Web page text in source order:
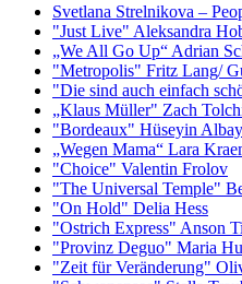
Svetlana Strelnikova –
"Just Live" Aleksandra
„We All Go Up“ Adrian
"Metropolis" Fritz Lang/
"Die sind auch einfach
„Klaus Müller" Zach
"Bordeaux" Hüseyin
„Wegen Mama“ Lara
"Choice" Valentin Frolov
"The Universal Temple"
"On Hold" Delia Hess
"Ostrich Express" Anson
"Provinz Deguo" Maria
"Zeit für Veränderung"